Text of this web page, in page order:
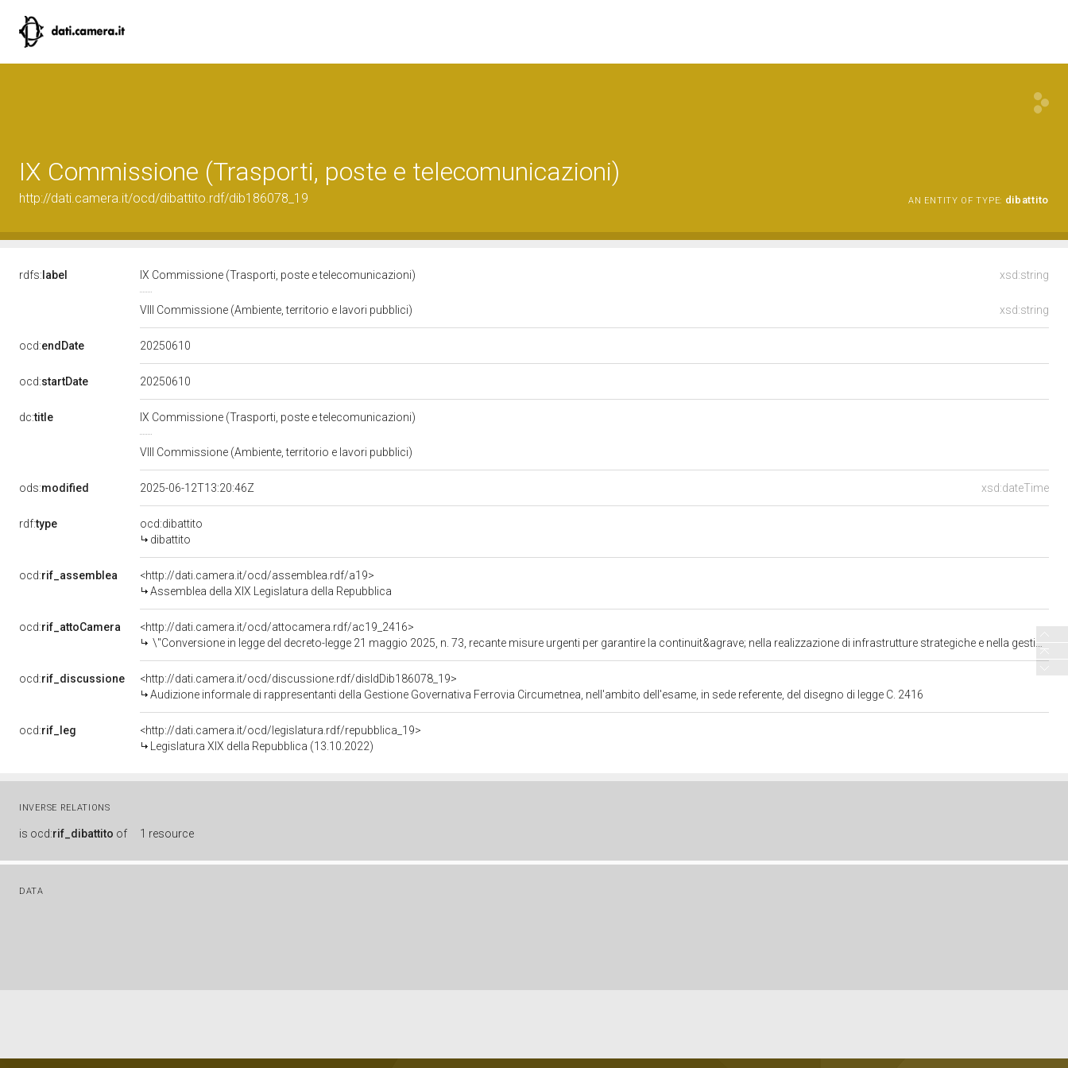
IX Commissione (Trasporti, poste e telecomunicazioni)
http://dati.camera.it/ocd/dibattito.rdf/dib186078_19 AN ENTITY OF TYPE: dibattito
rdfs: label xsd:string
IX Commissione (Trasporti, poste e telecomunicazioni)
xsd:string
VIII Commissione (Ambiente, territorio e lavori pubblici)
ocd:endDate 20250610
ocd:startDate 20250610
dc:title IX Commissione (Trasporti, poste e telecomunicazioni)
VIII Commissione (Ambiente, territorio e lavori pubblici)
ods:modified xsd:dateTime
2025-06-12T13:20:46Z
rdf:type
ocd:dibattito
dibattito
ocd:rif_assemblea
<http://dati.camera.it/ocd/assemblea.rdf/a19>
Assemblea della XIX Legislatura della Repubblica
ocd:rif_attoCamera
<http://dati.camera.it/ocd/attocamera.rdf/ac19_2416>
\"Conversione in legge del decreto-legge 21 maggio 2025, n. 73, recante misure urgenti per garantire la continuit&agrave; nella realizzazione di infrastrutture strategiche e nella gestione di contratti pubblici, il corretto funzionamento del sistema di trasporti ferroviari e su strada, l&rsquo;ordinata gestione del demanio portuale e marittimo, nonch&eacute; l&rsquo;attuazione di indifferibili adempimenti connessi al Piano nazionale di ripresa e resilienza e alla partecipazione all&rsquo;Unione europea in materia di infrastrutture e trasporti\" (2416) ^^http://www.w3.org/2001/XMLSchema#string
ocd:rif_discussione
<http://dati.camera.it/ocd/discussione.rdf/disIdDib186078_19>
Audizione informale di rappresentanti della Gestione Governativa Ferrovia Circumetnea, nell'ambito dell'esame, in sede referente, del disegno di legge C. 2416
ocd:rif_leg
<http://dati.camera.it/ocd/legislatura.rdf/repubblica_19>
Legislatura XIX della Repubblica (13.10.2022)
INVERSE RELATIONS
is ocd:rif_dibattito of 1 resource
DATA